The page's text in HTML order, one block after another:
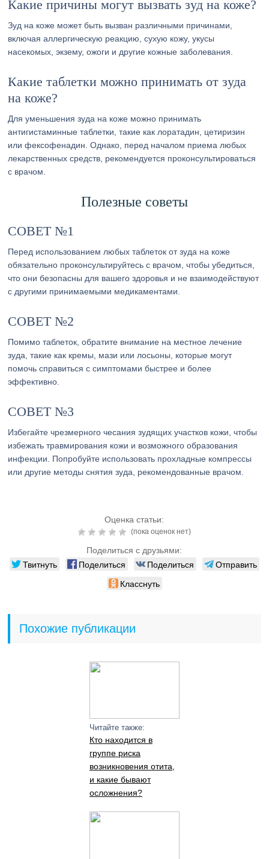
Какие причины могут вызвать зуд на коже?
Зуд на коже может быть вызван различными причинами,
включая аллергическую реакцию, сухую кожу, укусы
насекомых, экзему, ожоги и другие кожные заболевания.
Какие таблетки можно принимать от зуда
на коже?
Для уменьшения зуда на коже можно принимать
антигистаминные таблетки, такие как лоратадин, цетиризин
или фексофенадин. Однако, перед началом приема любых
лекарственных средств, рекомендуется проконсультироваться
с врачом.
Полезные советы
СОВЕТ №1
Перед использованием любых таблеток от зуда на коже
обязательно проконсультируйтесь с врачом, чтобы убедиться,
что они безопасны для вашего здоровья и не взаимодействуют
с другими принимаемыми медикаментами.
СОВЕТ №2
Помимо таблеток, обратите внимание на местное лечение
зуда, такие как кремы, мази или лосьоны, которые могут
помочь справиться с симптомами быстрее и более
эффективно.
СОВЕТ №3
Избегайте чрезмерного чесания зудящих участков кожи, чтобы
избежать травмирования кожи и возможного образования
инфекции. Попробуйте использовать прохладные компрессы
или другие методы снятия зуда, рекомендованные врачом.
Оценка статьи:
(пока оценок нет)
Поделиться с друзьями:
Твитнуть Поделиться Поделиться
Отправить
Класснуть
Похожие публикации
Читайте также:
Кто находится в
группе риска
возникновения отита,
и какие бывают
осложнения?